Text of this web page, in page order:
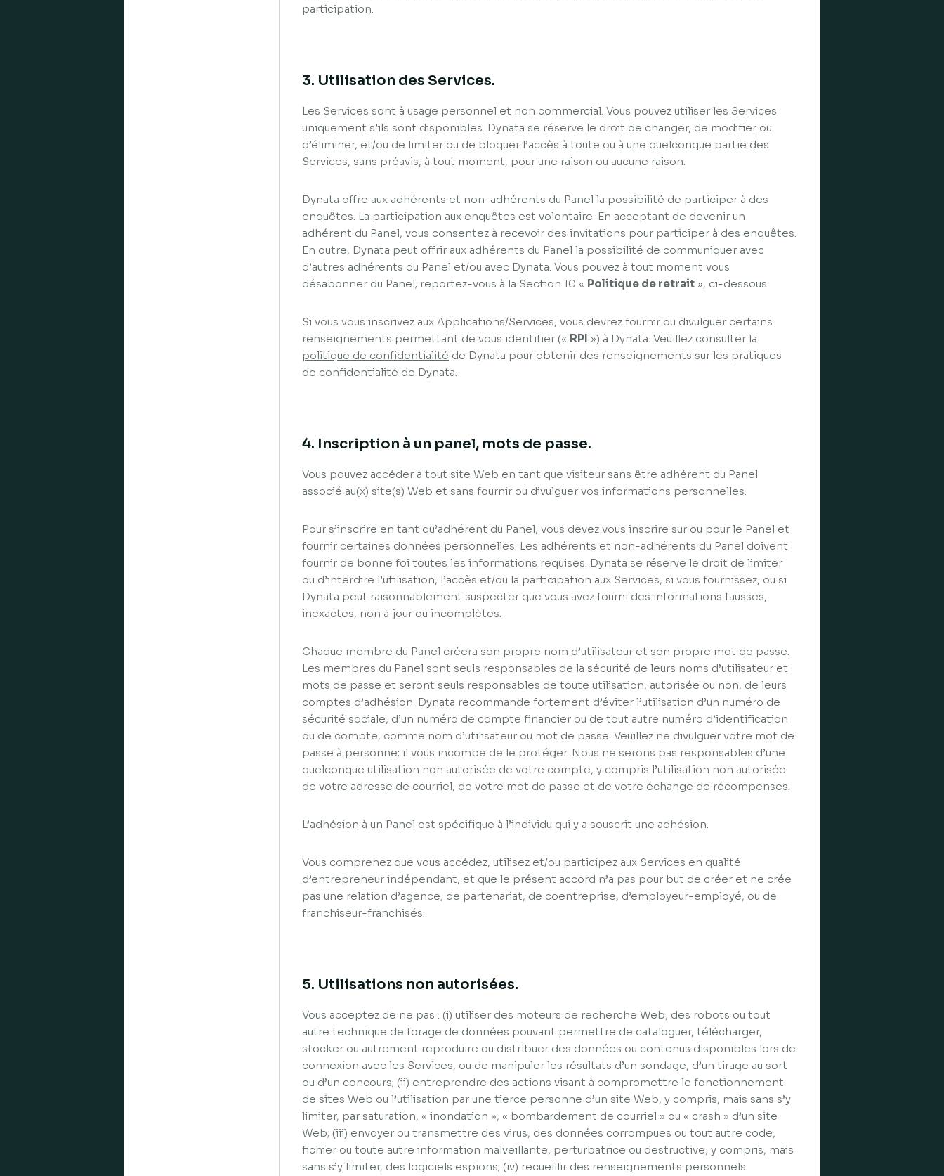
participation.
3. Utilisation des Services.
Les Services sont à usage personnel et non commercial. Vous pouvez utiliser les Services
uniquement s’ils sont disponibles. Dynata se réserve le droit de changer, de modifier ou
d’éliminer, et/ou de limiter ou de bloquer l’accès à toute ou à une quelconque partie des
Services, sans préavis, à tout moment, pour une raison ou aucune raison.
Dynata offre aux adhérents et non-adhérents du Panel la possibilité de participer à des
enquêtes. La participation aux enquêtes est volontaire. En acceptant de devenir un
adhérent du Panel, vous consentez à recevoir des invitations pour participer à des enquêtes.
En outre, Dynata peut offrir aux adhérents du Panel la possibilité de communiquer avec
d’autres adhérents du Panel et/ou avec Dynata. Vous pouvez à tout moment vous
désabonner du Panel; reportez-vous à la Section 10 « Politique de retrait », ci-dessous.
Si vous vous inscrivez aux Applications/Services, vous devrez fournir ou divulguer certains
renseignements permettant de vous identifier (« RPI ») à Dynata. Veuillez consulter la
politique de confidentialité de Dynata pour obtenir des renseignements sur les pratiques
de confidentialité de Dynata.
4. Inscription à un panel, mots de passe.
Vous pouvez accéder à tout site Web en tant que visiteur sans être adhérent du Panel
associé au(x) site(s) Web et sans fournir ou divulguer vos informations personnelles.
Pour s’inscrire en tant qu’adhérent du Panel, vous devez vous inscrire sur ou pour le Panel et
fournir certaines données personnelles. Les adhérents et non-adhérents du Panel doivent
fournir de bonne foi toutes les informations requises. Dynata se réserve le droit de limiter
ou d’interdire l’utilisation, l’accès et/ou la participation aux Services, si vous fournissez, ou si
Dynata peut raisonnablement suspecter que vous avez fourni des informations fausses,
inexactes, non à jour ou incomplètes.
Chaque membre du Panel créera son propre nom d’utilisateur et son propre mot de passe.
Les membres du Panel sont seuls responsables de la sécurité de leurs noms d’utilisateur et
mots de passe et seront seuls responsables de toute utilisation, autorisée ou non, de leurs
comptes d’adhésion. Dynata recommande fortement d’éviter l’utilisation d’un numéro de
sécurité sociale, d’un numéro de compte financier ou de tout autre numéro d’identification
ou de compte, comme nom d’utilisateur ou mot de passe. Veuillez ne divulguer votre mot de
passe à personne; il vous incombe de le protéger. Nous ne serons pas responsables d’une
quelconque utilisation non autorisée de votre compte, y compris l’utilisation non autorisée
de votre adresse de courriel, de votre mot de passe et de votre échange de récompenses.
L’adhésion à un Panel est spécifique à l’individu qui y a souscrit une adhésion.
Vous comprenez que vous accédez, utilisez et/ou participez aux Services en qualité
d’entrepreneur indépendant, et que le présent accord n’a pas pour but de créer et ne crée
pas une relation d’agence, de partenariat, de coentreprise, d’employeur-employé, ou de
franchiseur-franchisés.
5. Utilisations non autorisées.
Vous acceptez de ne pas : (i) utiliser des moteurs de recherche Web, des robots ou tout
autre technique de forage de données pouvant permettre de cataloguer, télécharger,
stocker ou autrement reproduire ou distribuer des données ou contenus disponibles lors de
connexion avec les Services, ou de manipuler les résultats d’un sondage, d’un tirage au sort
ou d’un concours; (ii) entreprendre des actions visant à compromettre le fonctionnement
de sites Web ou l’utilisation par une tierce personne d’un site Web, y compris, mais sans s’y
limiter, par saturation, « inondation », « bombardement de courriel » ou « crash » d’un site
Web; (iii) envoyer ou transmettre des virus, des données corrompues ou tout autre code,
fichier ou toute autre information malveillante, perturbatrice ou destructive, y compris, mais
sans s’y limiter, des logiciels espions; (iv) recueillir des renseignements personnels